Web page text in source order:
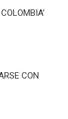
CON